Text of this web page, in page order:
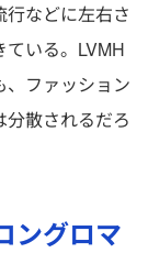
などに左右さ
いる。LVMH
、ファッション
散されるだろ
ングロマ